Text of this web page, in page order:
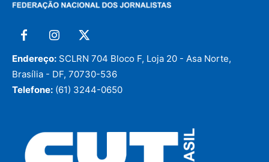
Endereço: SCLRN 704 Bloco F, Loja 20 - Asa Norte,
Brasília - DF, 70730-536
Telefone: (61) 3244-0650